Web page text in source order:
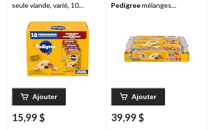
seule viande, varié, 100
Ajouter
15,99 $
Pedigreemélanges
100 g, paq. 24
Ajouter
39,99 $